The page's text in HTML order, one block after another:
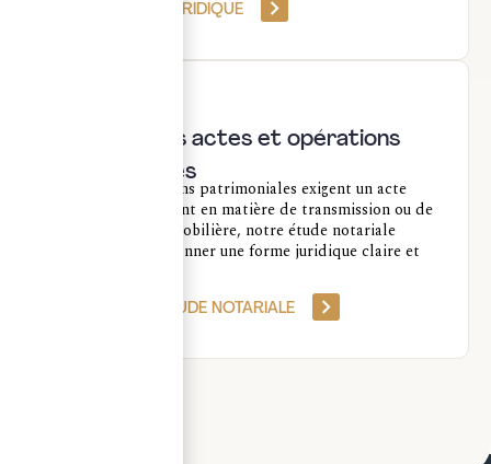
NOTRE APPUI JURIDIQUE
Encadrer les actes et opérations
patrimoniales
Quand les décisions patrimoniales exigent un acte
notarié, notamment en matière de transmission ou de
structuration immobilière, notre étude notariale
permet de leur donner une forme juridique claire et
ACCÉDER À L’ÉTUDE NOTARIALE